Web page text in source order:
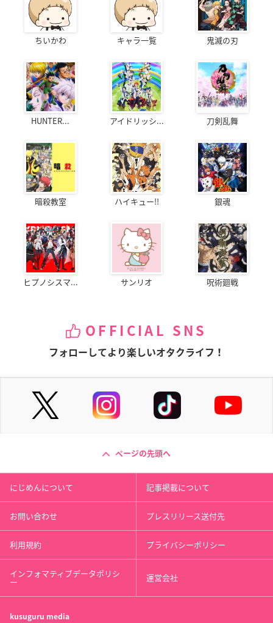
ちいかわ キャラ一覧 鬼滅の刃
HUNTER... アイドリッシ... 刀剣乱舞
暗殺教室 ハイキュー!! 銀魂
ヒプノシスマ... サンリオ 呪術廻戦
OFFICIAL SNS
フォローしてより楽しいオタクライフ！
ページの先頭へ
にじめんについて 記事掲載について
お問い合わせ プレスリリース送付先
利用規約 プライバシーポリシー
インフォマティブデータポリシ
ー 運営会社
kusuguru media